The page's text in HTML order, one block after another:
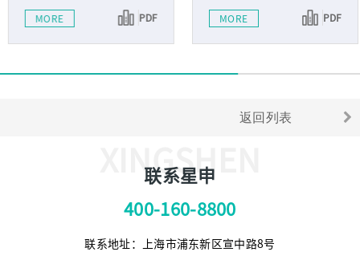
MORE PDF MORE PDF
返回列表
XINGSHEN
联系星申
400-160-8800
联系地址：上海市浦东新区宣中路8号